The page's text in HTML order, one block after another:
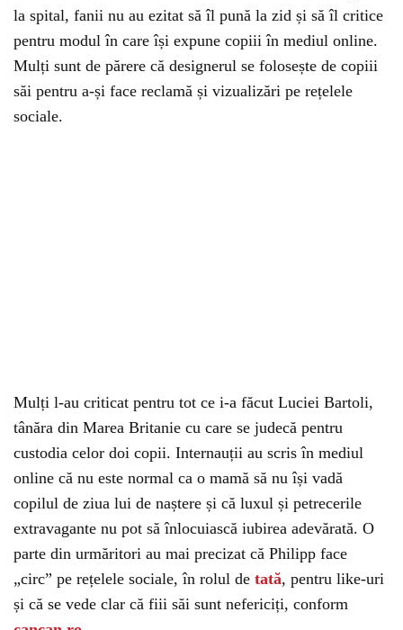
la spital, fanii nu au ezitat să îl pună la zid și să îl critice
pentru modul în care își expune copiii în mediul online.
Mulți sunt de părere că designerul se folosește de copiii
săi pentru a-și face reclamă și vizualizări pe rețelele
sociale.
Mulți l-au criticat pentru tot ce i-a făcut Luciei Bartoli,
tânăra din Marea Britanie cu care se judecă pentru
custodia celor doi copii. Internauții au scris în mediul
online că nu este normal ca o mamă să nu își vadă
copilul de ziua lui de naștere și că luxul și petrecerile
extravagante nu pot să înlocuiască iubirea adevărată. O
parte din urmăritori au mai precizat că Philipp face
„circ” pe rețelele sociale, în rolul de tată, pentru like-uri
și că se vede clar că fiii săi sunt nefericiți, conform